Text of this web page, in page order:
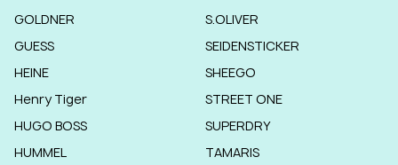
GOLDNER
GUESS
HEINE
Henry Tiger
HUGO BOSS
HUMMEL
S.OLIVER
SEIDENSTICKER
SHEEGO
STREET ONE
SUPERDRY
TAMARIS